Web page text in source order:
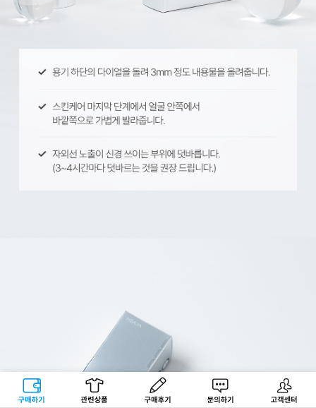
구매하기 관련상품 상품후기 문의하기 고객센터